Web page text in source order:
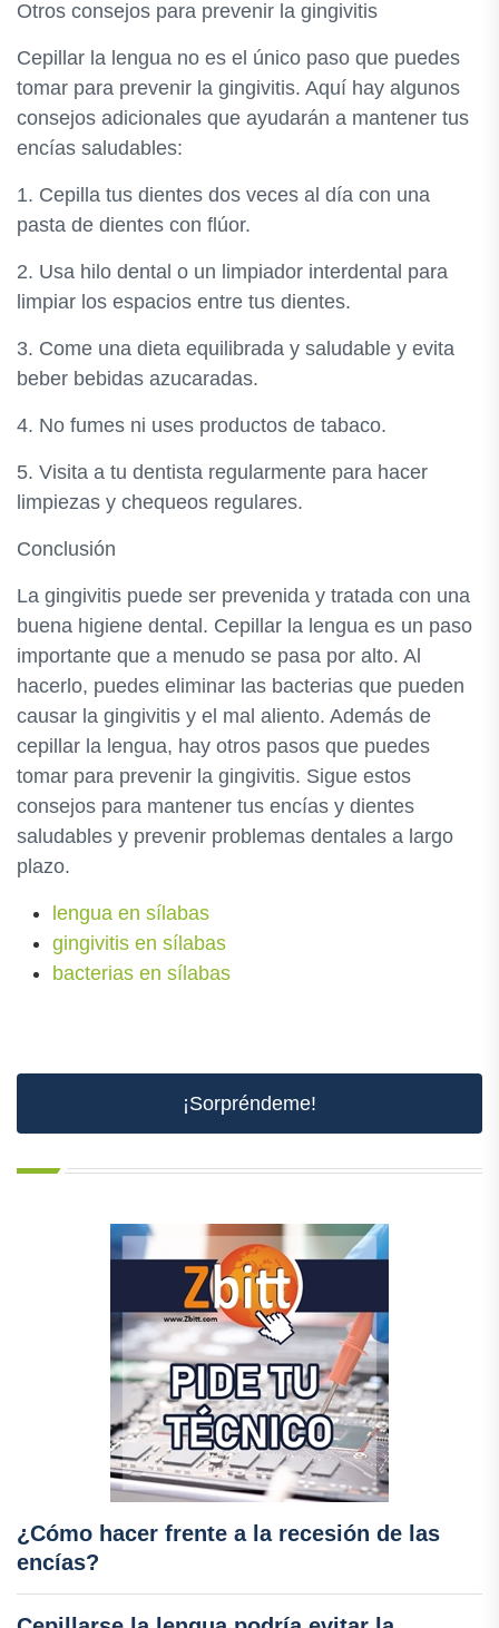
Otros consejos para prevenir la gingivitis
Cepillar la lengua no es el único paso que puedes
tomar para prevenir la gingivitis. Aquí hay algunos
consejos adicionales que ayudarán a mantener tus
encías saludables:
1. Cepilla tus dientes dos veces al día con una
pasta de dientes con flúor.
2. Usa hilo dental o un limpiador interdental para
limpiar los espacios entre tus dientes.
3. Come una dieta equilibrada y saludable y evita
beber bebidas azucaradas.
4. No fumes ni uses productos de tabaco.
5. Visita a tu dentista regularmente para hacer
limpiezas y chequeos regulares.
Conclusión
La gingivitis puede ser prevenida y tratada con una
buena higiene dental. Cepillar la lengua es un paso
importante que a menudo se pasa por alto. Al
hacerlo, puedes eliminar las bacterias que pueden
causar la gingivitis y el mal aliento. Además de
cepillar la lengua, hay otros pasos que puedes
tomar para prevenir la gingivitis. Sigue estos
consejos para mantener tus encías y dientes
saludables y prevenir problemas dentales a largo
plazo.
lengua en sílabas
gingivitis en sílabas
bacterias en sílabas
¡Sorpréndeme!
¿Cómo hacer frente a la recesión de las
encías?